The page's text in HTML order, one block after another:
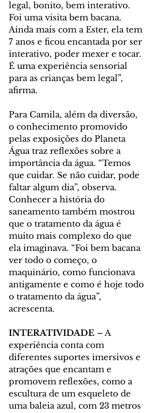
legal, bonito, bem interativo.
Foi uma visita bem bacana.
Ainda mais com a Ester, ela tem
7 anos e ficou encantada por ser
interativo, poder mexer e tocar.
É uma experiência sensorial
para as crianças bem legal”,
afirma.
Para Camila, além da diversão,
o conhecimento promovido
pelas exposições do Planeta
Água traz reflexões sobre a
importância da água. “Temos
que cuidar. Se não cuidar, pode
faltar algum dia”, observa.
Conhecer a história do
saneamento também mostrou
que o tratamento da água é
muito mais complexo do que
ela imaginava. “Foi bem bacana
ver todo o começo, o
maquinário, como funcionava
antigamente e como é hoje todo
o tratamento da água”,
acrescenta.
INTERATIVIDADE – A
experiência conta com
diferentes suportes imersivos e
atrações que encantam e
promovem reflexões, como a
escultura de um esqueleto de
uma baleia azul, com 23 metros